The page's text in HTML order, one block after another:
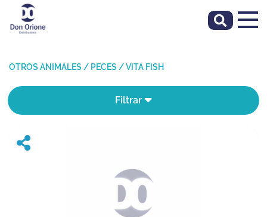
OTROS ANIMALES / PECES /VITA FISH
Filtrar